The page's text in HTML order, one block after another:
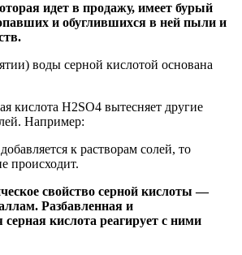
идет в продажу, имеет бурый
и обуглившихся в ней пыли и
воды серной кислотой основана
кислота H2SO4 вытесняет другие
Например:
к растворам солей, то
происходит.
свойство серной кислоты —
Разбавленная и
кислота реагирует с ними